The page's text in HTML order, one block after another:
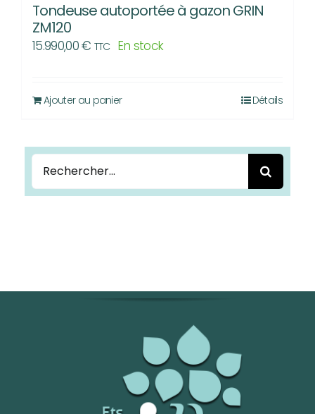
Tondeuse autoportée à gazon GRIN
ZM120
15.990,00€ TTC En stock
Ajouter au panier Détails
Rechercher: